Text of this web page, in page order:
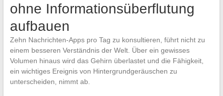
ohne Informationsüberflutung
aufbauen
Zehn Nachrichten-Apps pro Tag zu konsultieren, führt nicht zu
einem besseren Verständnis der Welt. Über ein gewisses
Volumen hinaus wird das Gehirn überlastet und die Fähigkeit,
ein wichtiges Ereignis von Hintergrundgeräuschen zu
unterscheiden, nimmt ab.